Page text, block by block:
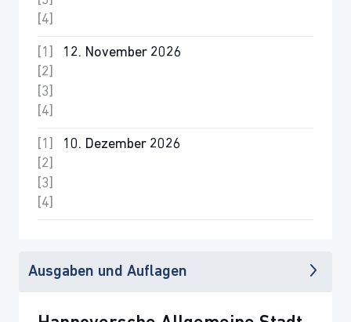
12. November 2026
10. Dezember 2026
Ausgaben und Auflagen